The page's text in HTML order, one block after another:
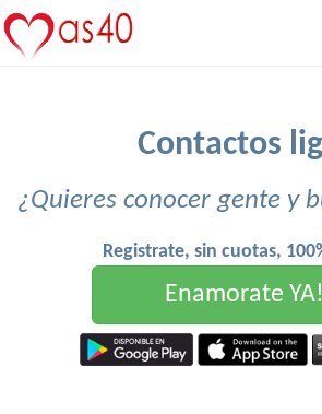
Contactos
¿Quieres conocer gente y
Registrate, sin cuotas,
Enamorate YA!